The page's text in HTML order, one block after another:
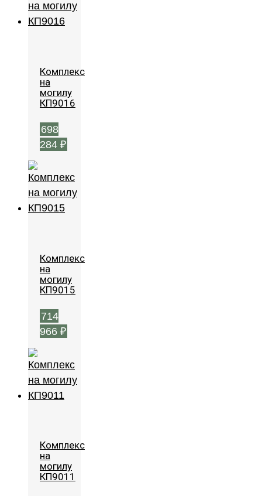
Комплекс
на
могилу
КП9016
698
284 ₽
Комплекс
на
могилу
КП9015
714
966 ₽
Комплекс
на
могилу
КП9011